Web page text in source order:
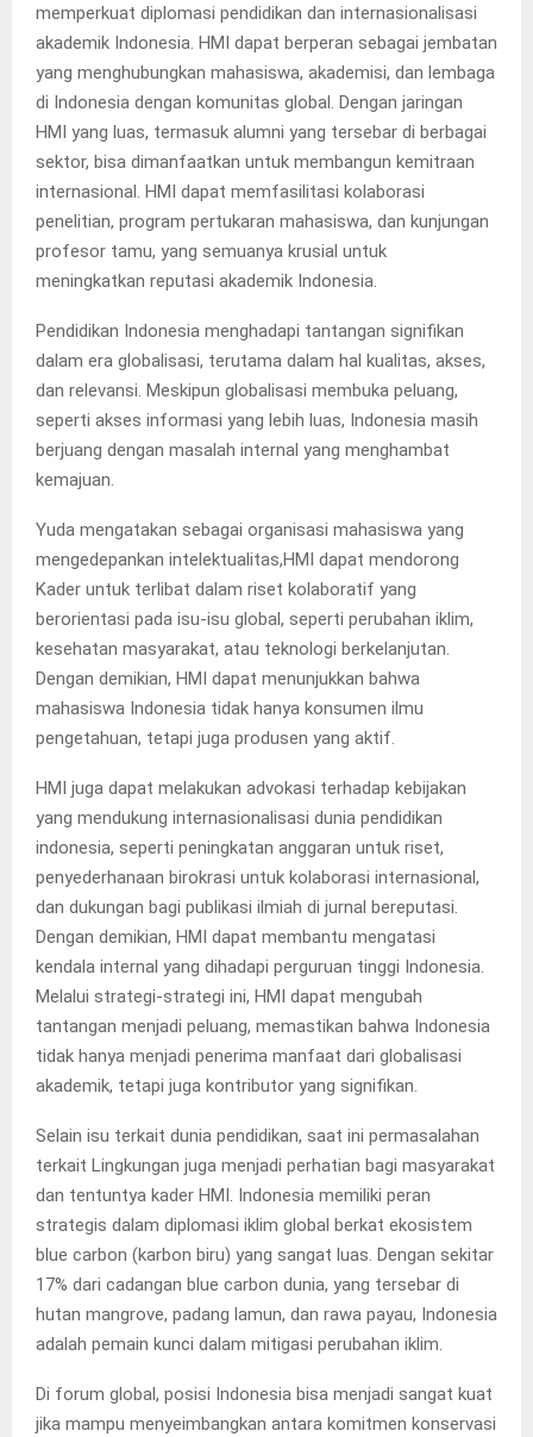
memperkuat diplomasi pendidikan dan internasionalisasi
akademik Indonesia. HMI dapat berperan sebagai jembatan
yang menghubungkan mahasiswa, akademisi, dan lembaga
di Indonesia dengan komunitas global. Dengan jaringan
HMI yang luas, termasuk alumni yang tersebar di berbagai
sektor, bisa dimanfaatkan untuk membangun kemitraan
internasional. HMI dapat memfasilitasi kolaborasi
penelitian, program pertukaran mahasiswa, dan kunjungan
profesor tamu, yang semuanya krusial untuk
meningkatkan reputasi akademik Indonesia.
Pendidikan Indonesia menghadapi tantangan signifikan
dalam era globalisasi, terutama dalam hal kualitas, akses,
dan relevansi. Meskipun globalisasi membuka peluang,
seperti akses informasi yang lebih luas, Indonesia masih
berjuang dengan masalah internal yang menghambat
kemajuan.
Yuda mengatakan sebagai organisasi mahasiswa yang
mengedepankan intelektualitas,HMI dapat mendorong
Kader untuk terlibat dalam riset kolaboratif yang
berorientasi pada isu-isu global, seperti perubahan iklim,
kesehatan masyarakat, atau teknologi berkelanjutan.
Dengan demikian, HMI dapat menunjukkan bahwa
mahasiswa Indonesia tidak hanya konsumen ilmu
pengetahuan, tetapi juga produsen yang aktif.
HMI juga dapat melakukan advokasi terhadap kebijakan
yang mendukung internasionalisasi dunia pendidikan
indonesia, seperti peningkatan anggaran untuk riset,
penyederhanaan birokrasi untuk kolaborasi internasional,
dan dukungan bagi publikasi ilmiah di jurnal bereputasi.
Dengan demikian, HMI dapat membantu mengatasi
kendala internal yang dihadapi perguruan tinggi Indonesia.
Melalui strategi-strategi ini, HMI dapat mengubah
tantangan menjadi peluang, memastikan bahwa Indonesia
tidak hanya menjadi penerima manfaat dari globalisasi
akademik, tetapi juga kontributor yang signifikan.
Selain isu terkait dunia pendidikan, saat ini permasalahan
terkait Lingkungan juga menjadi perhatian bagi masyarakat
dan tentuntya kader HMI. Indonesia memiliki peran
strategis dalam diplomasi iklim global berkat ekosistem
blue carbon (karbon biru) yang sangat luas. Dengan sekitar
17% dari cadangan blue carbon dunia, yang tersebar di
hutan mangrove, padang lamun, dan rawa payau, Indonesia
adalah pemain kunci dalam mitigasi perubahan iklim.
Di forum global, posisi Indonesia bisa menjadi sangat kuat
jika mampu menyeimbangkan antara komitmen konservasi